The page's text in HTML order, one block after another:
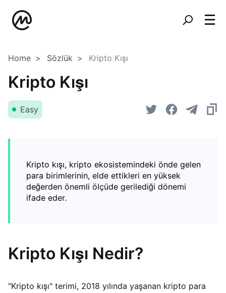
Home Sözlük Kripto Kışı
Kripto Kışı
Easy
Kripto kışı, kripto ekosistemindeki önde gelen
para birimlerinin, elde ettikleri en yüksek
değerden önemli ölçüde gerilediği dönemi
ifade eder.
Kripto Kışı Nedir?
"Kripto kışı" terimi, 2018 yılında yaşanan kripto para